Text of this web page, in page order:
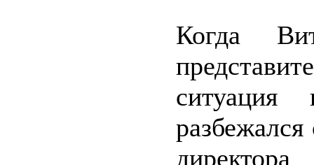
Когда